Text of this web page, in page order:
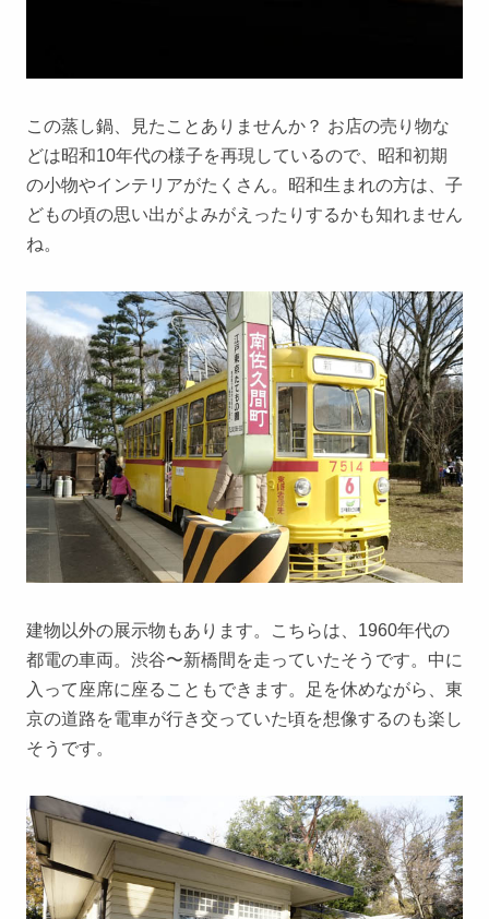
この蒸し鍋、見たことありませんか？ お店の売り物な
どは昭和10年代の様子を再現しているので、昭和初期
の小物やインテリアがたくさん。昭和生まれの方は、子
どもの頃の思い出がよみがえったりするかも知れません
ね。
建物以外の展示物もあります。こちらは、1960年代の
都電の車両。渋谷〜新橋間を走っていたそうです。中に
入って座席に座ることもできます。足を休めながら、東
京の道路を電車が行き交っていた頃を想像するのも楽し
そうです。